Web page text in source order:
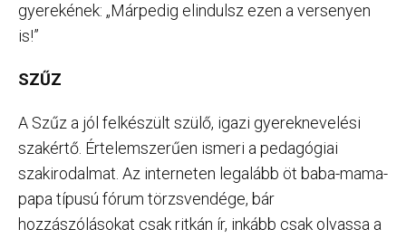
gyerekének: „Márpedig elindulsz ezen a versenyen
is!”
SZŰZ
A Szűz a jól felkészült szülő, igazi gyereknevelési
szakértő. Értelemszerűen ismeri a pedagógiai
szakirodalmat. Az interneten legalább öt baba-mama-
papa típusú fórum törzsvendége, bár
hozzászólásokat csak ritkán ír, inkább csak olvassa a